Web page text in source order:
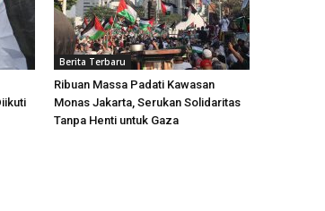
Berita Terbaru
Ribuan Massa Padati Kawasan
Monas Jakarta, Serukan Solidaritas
Tanpa Henti untuk Gaza